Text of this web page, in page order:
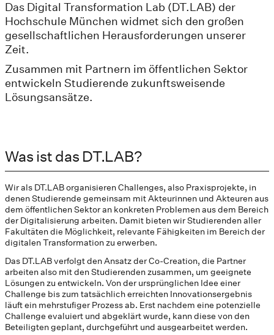
Das Digital Transformation Lab (DT.LAB) der
Hochschule München widmet sich den großen
gesellschaftlichen Herausforderungen unserer
Zeit.
Zusammen mit Partnern im öffentlichen Sektor
entwickeln Studierende zukunftsweisende
Lösungsansätze.
Was ist das DT.LAB?
Wir als DT.LAB organisieren Challenges, also Praxisprojekte, in
denen Studierende gemeinsam mit Akteurinnen und Akteuren aus
dem öffentlichen Sektor an konkreten Problemen aus dem Bereich
der Digitalisierung arbeiten. Damit bieten wir Studierenden aller
Fakultäten die Möglichkeit, relevante Fähigkeiten im Bereich der
digitalen Transformation zu erwerben.
Das DT.LAB verfolgt den Ansatz der Co-Creation, die Partner
arbeiten also mit den Studierenden zusammen, um geeignete
Lösungen zu entwickeln. Von der ursprünglichen Idee einer
Challenge bis zum tatsächlich erreichten Innovationsergebnis
läuft ein mehrstufiger Prozess ab. Erst nachdem eine potenzielle
Challenge evaluiert und abgeklärt wurde, kann diese von den
Beteiligten geplant, durchgeführt und ausgearbeitet werden.